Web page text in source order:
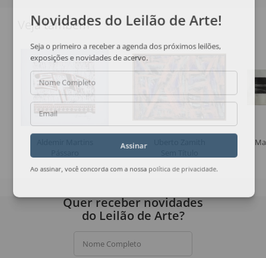
Veja também
Novidades do Leilão de Arte!
Seja o primeiro a receber a agenda dos próximos leilões,
exposições e novidades de acervo.
Nome Completo
Email
Assinar
Ao assinar, você concorda com a nossa política de privacidade
Quer receber novidades
do Leilão de Arte?
Nome Completo